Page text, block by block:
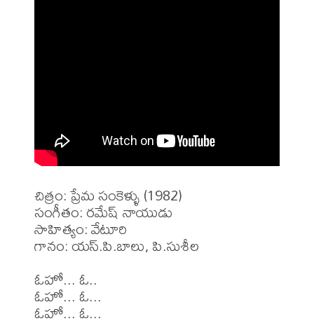
చిత్రం: ప్రేమ సంకెళ్ళు (1982)
సంగీతం: రమేష్ నాయుడు
సాహిత్యం: వేటూరి
గానం: యస్.పి.బాలు, పి.సుశీల
ఓహో... ఓ..
ఓహో... ఓ...
ఓహో... ఓ...